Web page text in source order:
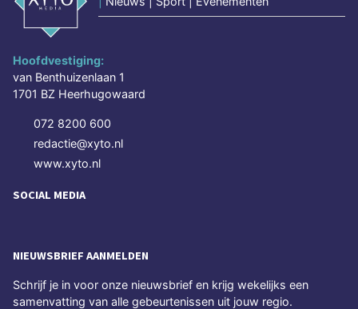
Hoofdvestiging:
van Benthuizenlaan 1
1701 BZ Heerhugowaard
072 8200 600
redactie@xyto.nl
www.xyto.nl
SOCIAL MEDIA
NIEUWSBRIEF AANMELDEN
Schrijf je in voor onze nieuwsbrief en krijg wekelijks een
samenvatting van alle gebeurtenissen uit jouw regio.